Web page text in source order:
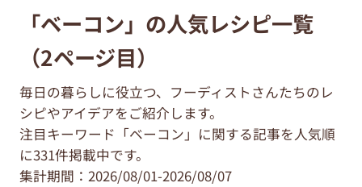
「ベーコン」の人気レシピ一覧
（2ページ目）
毎日の暮らしに役立つ、フーディストさんたちのレ
シピやアイデアをご紹介します。
注目キーワード「ベーコン」に関する記事を人気順
に331件掲載中です。
集計期間：2026/08/01-2026/08/07